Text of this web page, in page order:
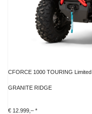
CFORCE 1000 TOURING Limited
GRANITE RIDGE
€ 12.999,– *